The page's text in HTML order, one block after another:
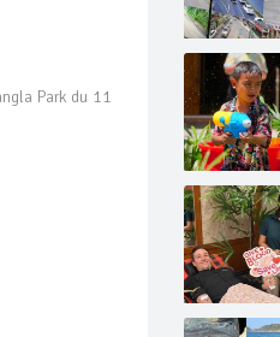
Park du 11